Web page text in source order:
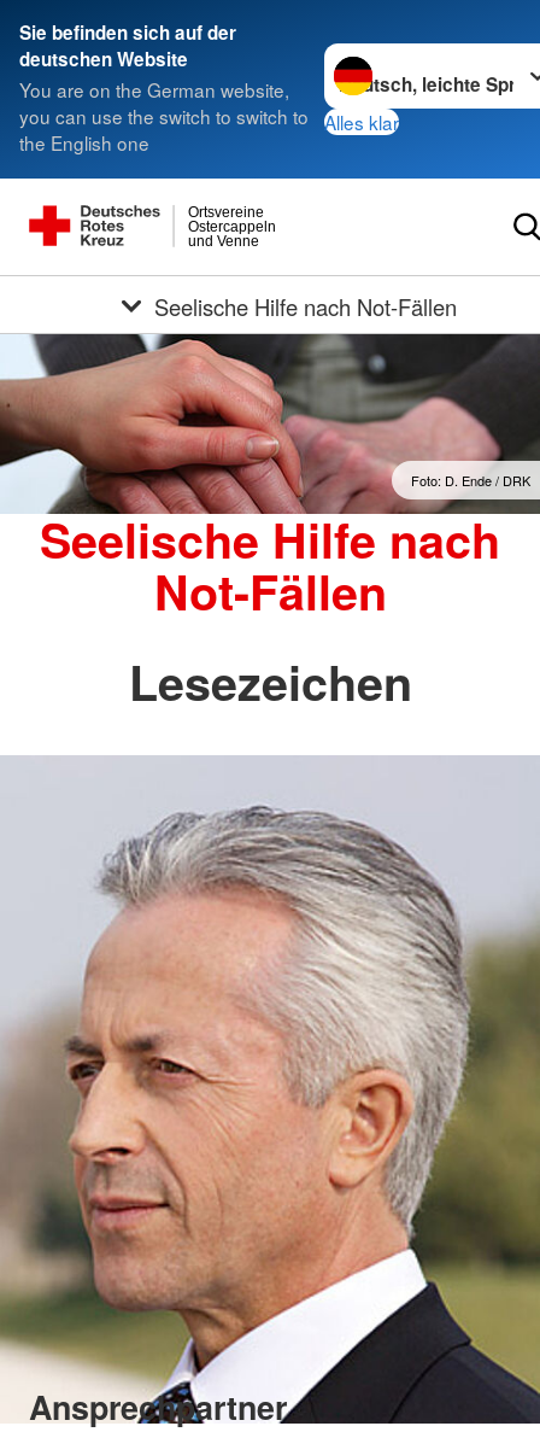
Sie befinden sich auf der
deutschen Website
You are on the German website,
you can use the switch to switch to
the English one
Sprache wechseln zu
Alles klar
und Venne
Ostercappeln
Ortsvereine
Seelische Hilfe nach Not-Fällen
Foto: D. Ende / DRK
Seelische Hilfe nach
Not-Fällen
Lesezeichen
Ansprechpartner